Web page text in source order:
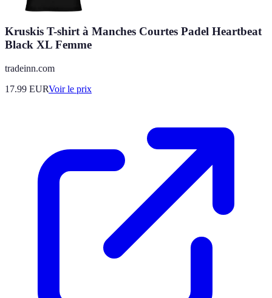
Kruskis T-shirt à Manches Courtes Padel Heartbeat
Black XL Femme
tradeinn.com
17.99 EURVoir le prix